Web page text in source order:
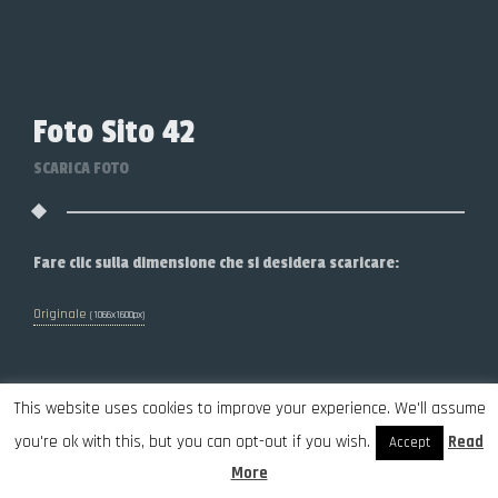
Foto Sito 42
SCARICA FOTO
Fare clic sulla dimensione che si desidera scaricare:
Originale (1066x1600px)
This website uses cookies to improve your experience. We'll assume
you're ok with this, but you can opt-out if you wish.
Accept
Read
More